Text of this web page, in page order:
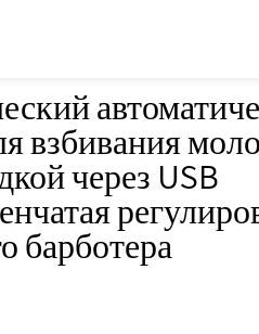
взбивания
через USB
барботера